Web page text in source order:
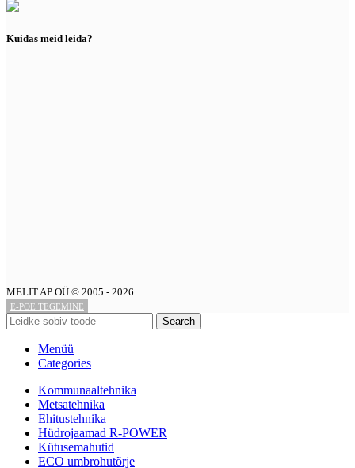
Kuidas meid leida?
MELIT AP OÜ © 2005 - 2026
E-POE TEGEMINE
Search
Menüü
Categories
Kommunaaltehnika
Metsatehnika
Ehitustehnika
Hüdrojaamad R-POWER
Kütusemahutid
ECO umbrohutõrje